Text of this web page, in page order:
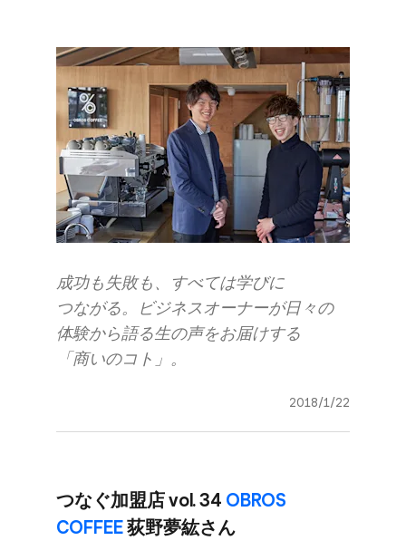
成功も​失敗も、​すべては​学びに​
つながる。​ビジネスオーナーが​日々の​
体験から​語る​生の​声を​お届けする​
「商いの​コト」。
2018/1/22
つなぐ​加盟店 vol. 34 OBROS
COFFEE荻野夢紘さん